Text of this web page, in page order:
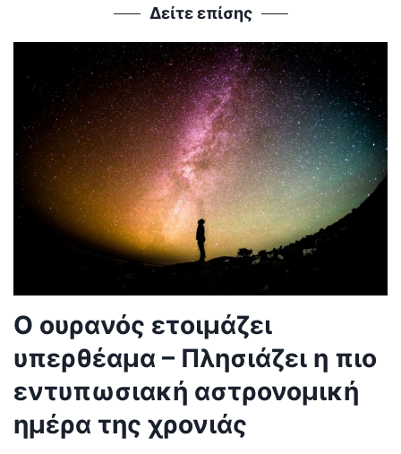
Δείτε επίσης
Ο ουρανός ετοιμάζει
υπερθέαμα – Πλησιάζει η πιο
εντυπωσιακή αστρονομική
ημέρα της χρονιάς